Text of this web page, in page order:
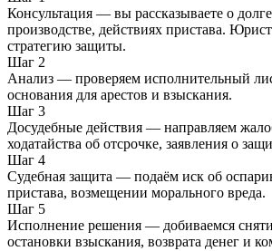
Консультация — вы рассказываете о
производстве, действиях пристава.
стратегию защиты.
Шаг 2
Анализ — проверяем исполнительный
основания для арестов и взыскания.
Шаг 3
Досудебные действия — направляем
ходатайства об отсрочке, заявления о
Шаг 4
Судебная защита — подаём иск об
пристава, возмещении морального вреда.
Шаг 5
Исполнение решения — добиваемся
остановки взыскания, возврата денег и